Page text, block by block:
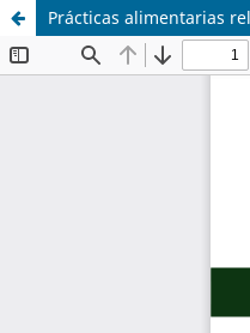
Prácticas alimentarias